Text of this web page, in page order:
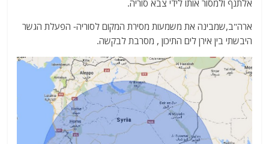
אלתנף ולמסור אותו לידי צבא סוריה.
ארה"ב,שמבינה את משמעות מסירת המקום לסוריה- הפעלת הגשר
היבשתי בין אירן לים התיכון , מסרבת לבקשה.